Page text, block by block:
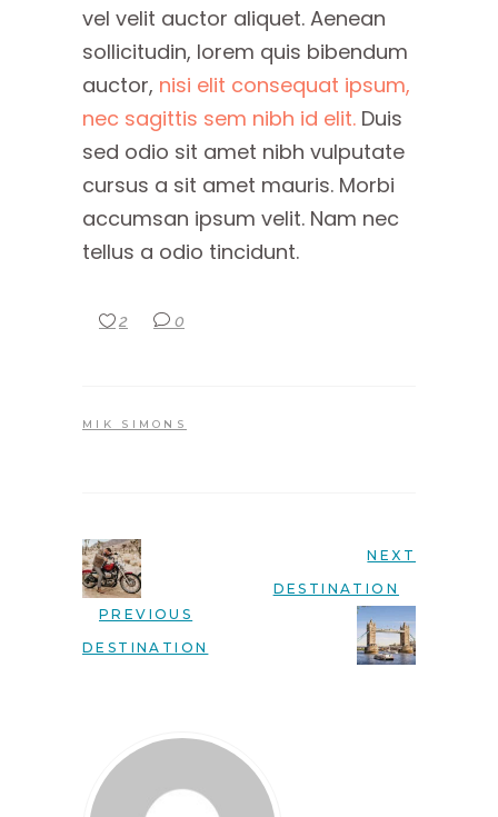
vel velit auctor aliquet. Aenean
sollicitudin, lorem quis bibendum
auctor, nisi elit consequat ipsum,
nec sagittis sem nibh id elit. Duis
sed odio sit amet nibh vulputate
cursus a sit amet mauris. Morbi
accumsan ipsum velit. Nam nec
tellus a odio tincidunt.
2 0
MIK SIMONS
PREVIOUS
DESTINATION
NEXT
DESTINATION